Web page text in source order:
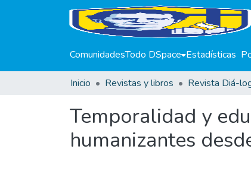
ComunidadesTodo DSpace Estadísticas
Inicio Revistas y libros Revista Diá-
Temporalidad y
humanizantes